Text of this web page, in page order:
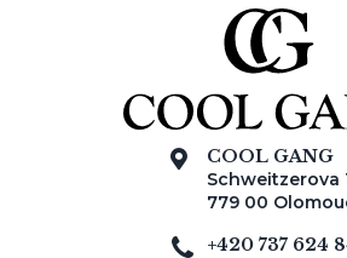
COOL GANG
Schweitzerova
779 00
+420 737 624